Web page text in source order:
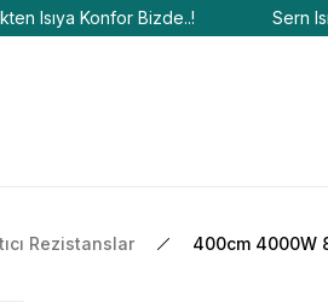
Isıya Konfor Bizde..! Sern Isı
Rezistanslar 400cm 4000W